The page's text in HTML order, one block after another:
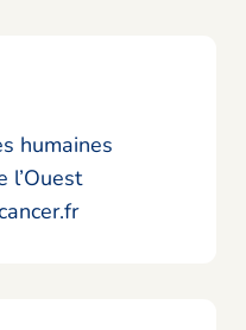
humaines
l’Ouest